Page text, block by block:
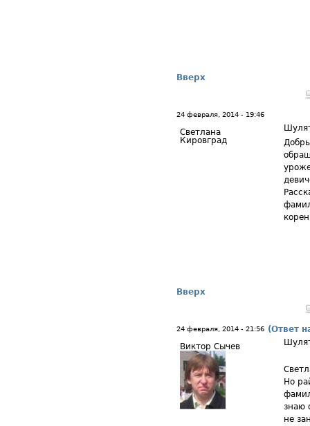
Вверх
24 февраля, 2014 - 19:46
Светлана
Кировград
Вверх
24 февраля, 2014 - 21:56 (Ответ
Виктор Сычев
Но
знаю
не